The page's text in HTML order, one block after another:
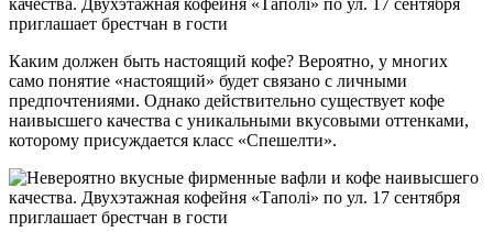
Каким должен быть настоящий кофе? Вероятно, у многих
само понятие «настоящий» будет связано с личными
предпочтениями. Однако действительно существует кофе
наивысшего качества с уникальными вкусовыми оттенками,
которому присуждается класс «Спешелти».